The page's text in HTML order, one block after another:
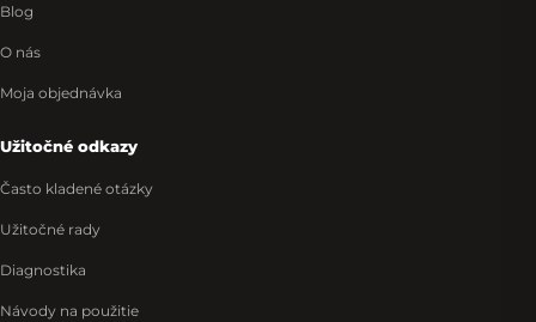
Blog
O nás
Moja objednávka
Užitočné odkazy
Často kladené otázky
Užitočné rady
Diagnostika
Návody na použitie